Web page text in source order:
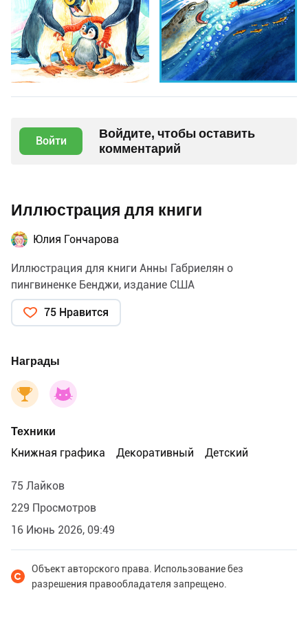
Войти
Войдите, чтобы оставить
комментарий
Иллюстрация для книги
Юлия Гончарова
Иллюстрация для книги Анны Габриелян о
пингвиненке Бенджи, издание США
75 Нравится
Награды
Техники
Книжная графика
Декоративный Детский
75 Лайков
229 Просмотров
16 Июнь 2026, 09:49
Объект авторского права. Использование без
разрешения правообладателя запрещено.